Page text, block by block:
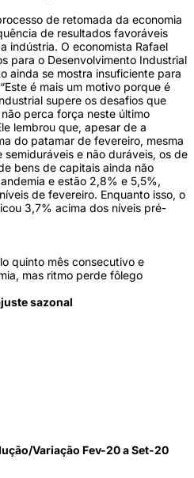
de retomada da economia
de resultados favoráveis
indústria. O economista Rafael
para o Desenvolvimento Industrial
ainda se mostra insuficiente para
é mais um motivo porque é
supere os desafios que
perca força neste último
lembrou que, apesar de a
do patamar de fevereiro, mesma
e não duráveis, os de
bens de capitais ainda não
e estão 2,8% e 5,5%,
de fevereiro. Enquanto isso, o
3,7% acima dos níveis pré-
quinto mês consecutivo e
mas ritmo perde fôlego
sazonal
Variação Fev-20 a Set-20